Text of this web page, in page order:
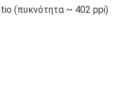
(πυκνότητα ~ 402 ppi)